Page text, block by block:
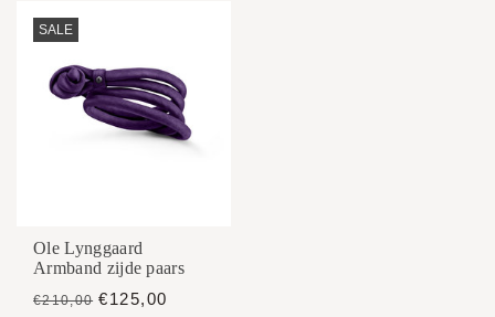
SALE
Ole Lynggaard
Armband zijde paars
€210,00 €125,00